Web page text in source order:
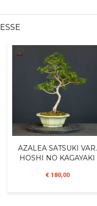
AZALEA SATSUKI VAR.
HOSHI NO KAGAYAKI
€ 180,00